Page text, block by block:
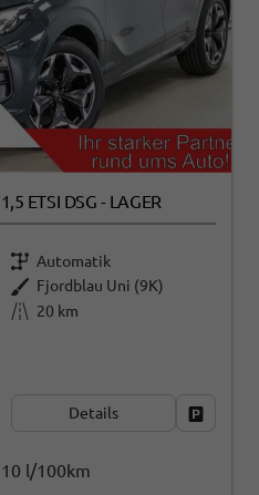
1,5 ETSI DSG - LAGER
Automatik
Fjordblau Uni (9K)
20 km
Details
l/100km